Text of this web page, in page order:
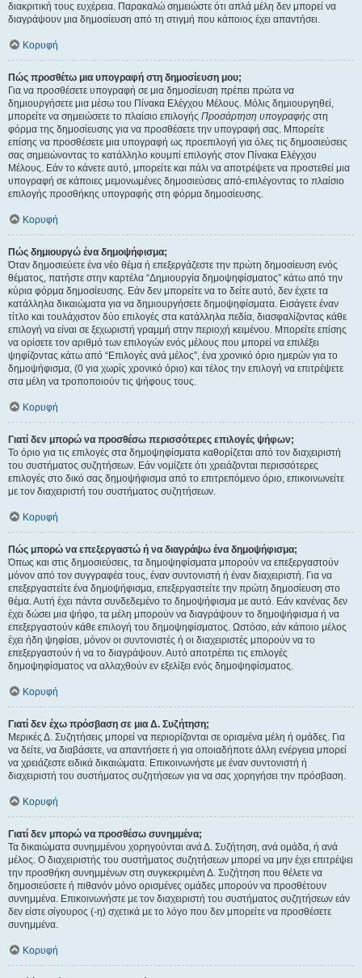
διακριτική τους ευχέρεια. Παρακαλώ σημειώστε ότι απλά μέλη δεν μπορεί να
διαγράψουν μια δημοσίευση από τη στιγμή που κάποιος έχει απαντήσει.
Κορυφή
Πώς προσθέτω μια υπογραφή στη δημοσίευση μου;
Για να προσθέσετε υπογραφή σε μια δημοσίευση πρέπει πρώτα να
δημιουργήσετε μια μέσω του Πίνακα Ελέγχου Μέλους. Μόλις δημιουργηθεί,
μπορείτε να σημειώσετε το πλαίσιο επιλογής Προσάρτηση υπογραφής στη
φόρμα της δημοσίευσης για να προσθέσετε την υπογραφή σας. Μπορείτε
επίσης να προσθέσετε μια υπογραφή ως προεπιλογή για όλες τις δημοσιεύσεις
σας σημειώνοντας το κατάλληλο κουμπί επιλογής στον Πίνακα Ελέγχου
Μέλους. Εάν το κάνετε αυτό, μπορείτε και πάλι να αποτρέψετε να προστεθεί μια
υπογραφή σε κάποιες μεμονωμένες δημοσιεύσεις από-επιλέγοντας το πλαίσιο
επιλογής προσθήκης υπογραφής στη φόρμα δημοσίευσης.
Κορυφή
Πώς δημιουργώ ένα δημοψήφισμα;
Όταν δημοσιεύετε ένα νέο θέμα ή επεξεργάζεστε την πρώτη δημοσίευση ενός
θέματος, πατήστε στην καρτέλα “Δημιουργία δημοψηφίσματος” κάτω από την
κύρια φόρμα δημοσίευσης. Εάν δεν μπορείτε να το δείτε αυτό, δεν έχετε τα
κατάλληλα δικαιώματα για να δημιουργήσετε δημοψηφίσματα. Εισάγετε έναν
τίτλο και τουλάχιστον δύο επιλογές στα κατάλληλα πεδία, διασφαλίζοντας κάθε
επιλογή να είναι σε ξεχωριστή γραμμή στην περιοχή κειμένου. Μπορείτε επίσης
να ορίσετε τον αριθμό των επιλογών ενός μέλους που μπορεί να επιλέξει
ψηφίζοντας κάτω από “Επιλογές ανά μέλος”, ένα χρονικό όριο ημερών για το
δημοψήφισμα, (0 για χωρίς χρονικό όριο) και τέλος την επιλογή να επιτρέψετε
στα μέλη να τροποποιούν τις ψήφους τους.
Κορυφή
Γιατί δεν μπορώ να προσθέσω περισσότερες επιλογές ψήφων;
Το όριο για τις επιλογές στα δημοψηφίσματα καθορίζεται από τον διαχειριστή
του συστήματος συζητήσεων. Εάν νομίζετε ότι χρειάζονται περισσότερες
επιλογές στο δικό σας δημοψήφισμα από το επιτρεπόμενο όριο, επικοινωνείτε
με τον διαχειριστή του συστήματος συζητήσεων.
Κορυφή
Πώς μπορώ να επεξεργαστώ ή να διαγράψω ένα δημοψήφισμα;
Όπως και στις δημοσιεύσεις, τα δημοψηφίσματα μπορούν να επεξεργαστούν
μόνον από τον συγγραφέα τους, έναν συντονιστή ή έναν διαχειριστή. Για να
επεξεργαστείτε ένα δημοψήφισμα, επεξεργαστείτε την πρώτη δημοσίευση στο
θέμα. Αυτή έχει πάντα συνδεδεμένο το δημοψήφισμα με αυτό. Εάν κανένας δεν
έχει δώσει μια ψήφο, τα μέλη μπορούν να διαγράψουν το δημοψήφισμα ή να
επεξεργαστούν κάθε επιλογή του δημοψηφίσματος. Ωστόσο, εάν κάποιο μέλος
έχει ήδη ψηφίσει, μόνον οι συντονιστές ή οι διαχειριστές μπορούν να το
επεξεργαστούν ή να το διαγράψουν. Αυτό αποτρέπει τις επιλογές
δημοψηφίσματος να αλλαχθούν εν εξελίξει ενός δημοψηφίσματος.
Κορυφή
Γιατί δεν έχω πρόσβαση σε μια Δ. Συζήτηση;
Μερικές Δ. Συζητήσεις μπορεί να περιορίζονται σε ορισμένα μέλη ή ομάδες. Για
να δείτε, να διαβάσετε, να απαντήσετε ή για οποιαδήποτε άλλη ενέργεια μπορεί
να χρειάζεστε ειδικά δικαιώματα. Επικοινωνήστε με έναν συντονιστή ή
διαχειριστή του συστήματος συζητήσεων για να σας χορηγήσει την πρόσβαση.
Κορυφή
Γιατί δεν μπορώ να προσθέσω συνημμένα;
Τα δικαιώματα συνημμένου χορηγούνται ανά Δ. Συζήτηση, ανά ομάδα, ή ανά
μέλος. Ο διαχειριστής του συστήματος συζητήσεων μπορεί να μην έχει επιτρέψει
την προσθήκη συνημμένων στη συγκεκριμένη Δ. Συζήτηση που θέλετε να
δημοσιεύσετε ή πιθανόν μόνο ορισμένες ομάδες μπορούν να προσθέτουν
συνημμένα. Επικοινωνήστε με τον διαχειριστή του συστήματος συζητήσεων εάν
δεν είστε σίγουρος (-η) σχετικά με το λόγο που δεν μπορείτε να προσθέσετε
συνημμένα.
Κορυφή